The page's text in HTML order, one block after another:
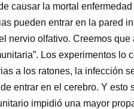
causar la mortal
pueden entrar en la pared
nervio olfativo. Creemos que
Los experimentos lo
a los ratones, la infección
entrar en el cerebro. Y esto
impidió una mayor